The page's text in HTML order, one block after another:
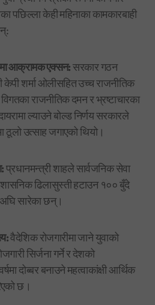
पछिल्ला केही महिनाका कामकारबाही
आक्रामक एक्सन:सरकार गठन
केपी शर्मा ओलीसहित उच्च राजनीतिक
राजनीतिक दमन र भ्रष्टाचारका
ल्याउने बोल्ड निर्णय सरकारले
उत्साह जगाएको थियो।
प्रधानमन्त्री शाहले सार्वजनिक सेवा
ढिलासुस्ती हटाउन १०० बुँदे
सारेका छन्।
वैदेशिक रोजगारीमा जाने युवाको
सिर्जना गर्ने र देशको
दोब्बर बनाउने महत्वाकांक्षी आर्थिक
छ।